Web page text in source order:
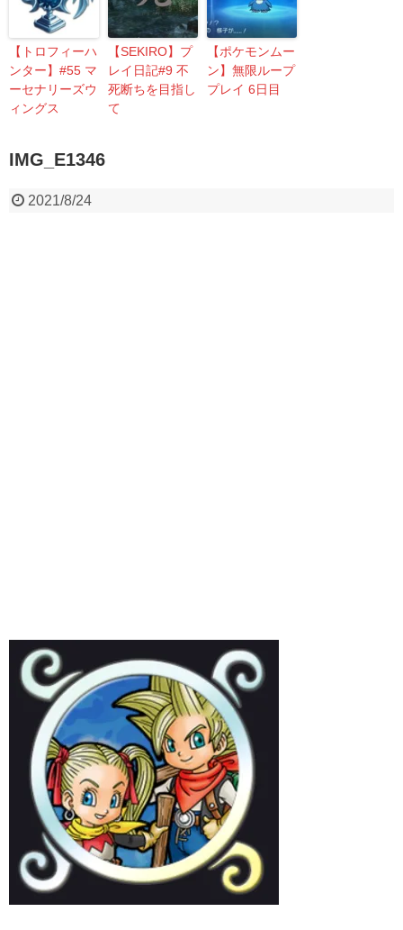
【トロフィーハ
ンター】#55 マ
ーセナリーズウ
ィングス
【SEKIRO】プ
レイ日記#9 不
死断ちを目指し
て
【ポケモンムー
ン】無限ループ
プレイ 6日目
IMG_E1346
2021/8/24